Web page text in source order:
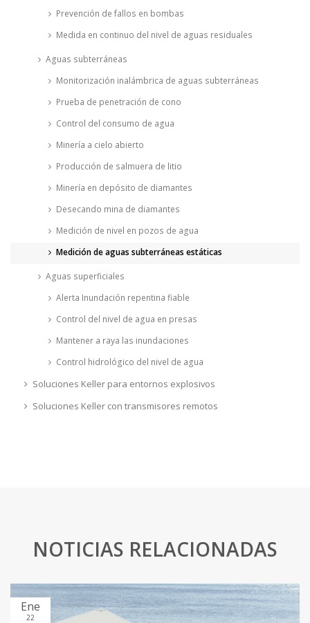
Prevención de fallos en bombas
Medida en continuo del nivel de aguas residuales
Aguas subterráneas
Monitorización inalámbrica de aguas subterráneas
Prueba de penetración de cono
Control del consumo de agua
Minería a cielo abierto
Producción de salmuera de litio
Minería en depósito de diamantes
Desecando mina de diamantes
Medición de nivel en pozos de agua
Medición de aguas subterráneas estáticas
Aguas superficiales
Alerta Inundación repentina fiable
Control del nivel de agua en presas
Mantener a raya las inundaciones
Control hidrológico del nivel de agua
Soluciones Keller para entornos explosivos
Soluciones Keller con transmisores remotos
NOTICIAS RELACIONADAS
Ene
22